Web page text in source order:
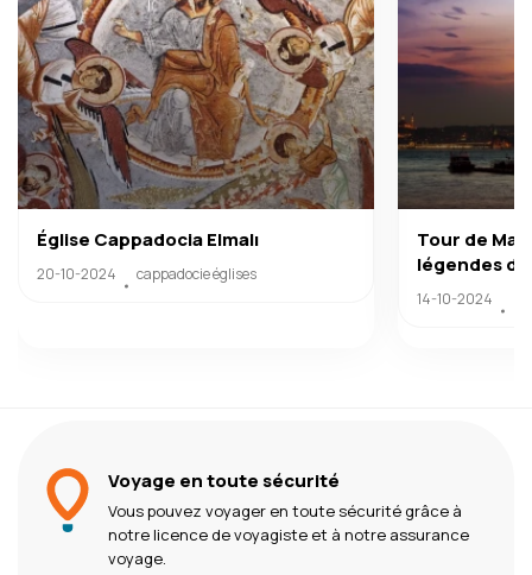
Église Cappadocia Elmalı
20-10-2024 cappadocie églises
Tour de
légendes
14-10-2024
Voyage en toute sécurité
Vous pouvez voyager en toute sécurité grâce à
notre licence de voyagiste et à notre assurance
voyage.